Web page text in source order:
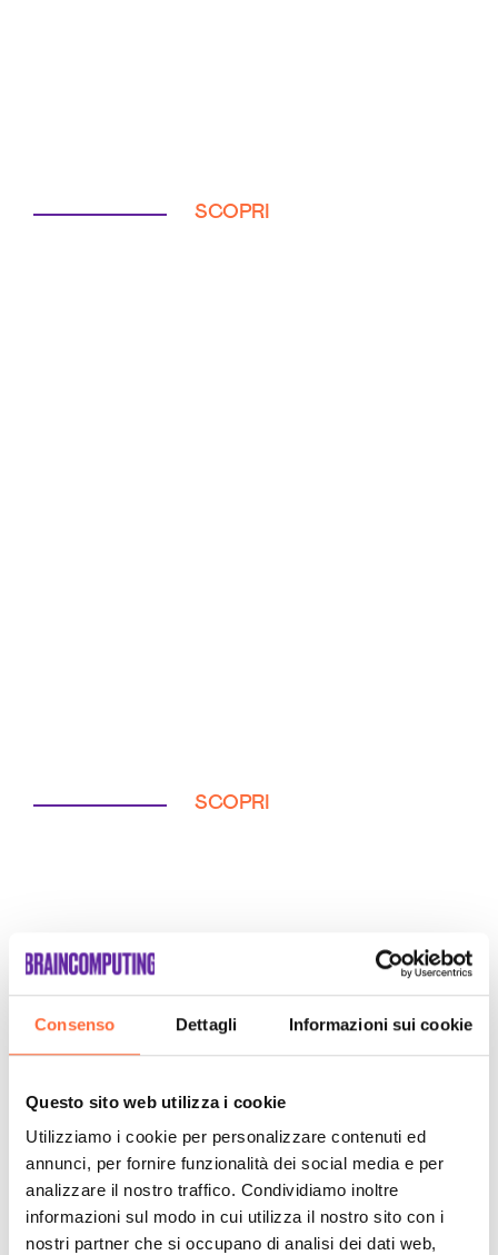
Consenso Dettagli Informazioni sui cookie
Questo sito web utilizza i cookie
Utilizziamo i cookie per personalizzare contenuti ed
annunci, per fornire funzionalità dei social media e per
analizzare il nostro traffico. Condividiamo inoltre
informazioni sul modo in cui utilizza il nostro sito con i
nostri partner che si occupano di analisi dei dati web,
SCOPRI
SCOPRI